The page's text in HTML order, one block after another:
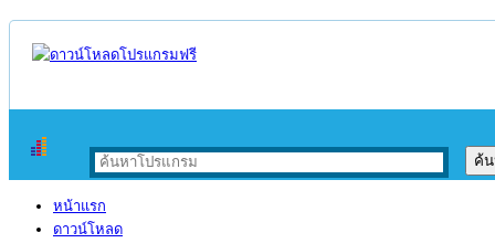
หน้าแรก
ดาวน์โหลด